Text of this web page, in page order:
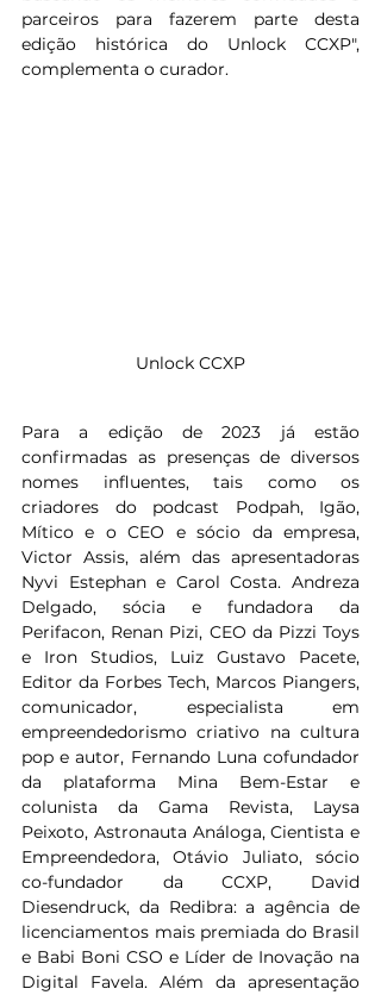
parceiros para fazerem parte desta
edição histórica do Unlock CCXP",
complementa o curador.
Unlock CCXP
Para a edição de 2023 já estão
confirmadas as presenças de diversos
nomes influentes, tais como os
criadores do podcast Podpah, Igão,
Mítico e o CEO e sócio da empresa,
Victor Assis, além das apresentadoras
Nyvi Estephan e Carol Costa. Andreza
Delgado, sócia e fundadora da
Perifacon, Renan Pizi, CEO da Pizzi Toys
e Iron Studios, Luiz Gustavo Pacete,
Editor da Forbes Tech, Marcos Piangers,
comunicador, especialista em
empreendedorismo criativo na cultura
pop e autor, Fernando Luna cofundador
da plataforma Mina Bem-Estar e
colunista da Gama Revista, Laysa
Peixoto, Astronauta Análoga, Cientista e
Empreendedora, Otávio Juliato, sócio
co-fundador da CCXP, David
Diesendruck, da Redibra: a agência de
licenciamentos mais premiada do Brasil
e Babi Boni CSO e Líder de Inovação na
Digital Favela. Além da apresentação